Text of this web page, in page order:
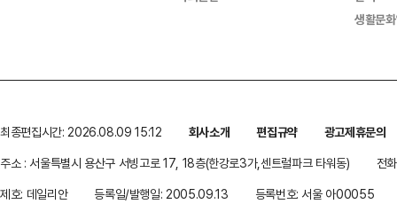
생활문
최종편집시간: 2026.08.09 15:12 회사소개 편집규약
광고제휴문의
주소 : 서울특별시 용산구 서빙고로 17, 18층(한강로3가,센트럴파크 타워동)
전
제호: 데일리안
등록일/발행일: 2005.09.13 등록번호: 서울 아00055